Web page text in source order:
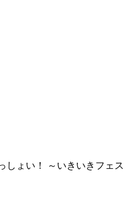
しょい！ ～いきいきフェス